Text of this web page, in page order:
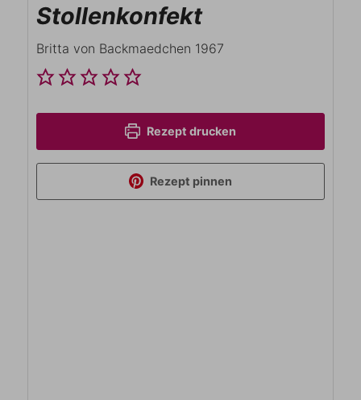
Stollenkonfekt
Britta von Backmaedchen 1967
Rezept drucken
Rezept pinnen